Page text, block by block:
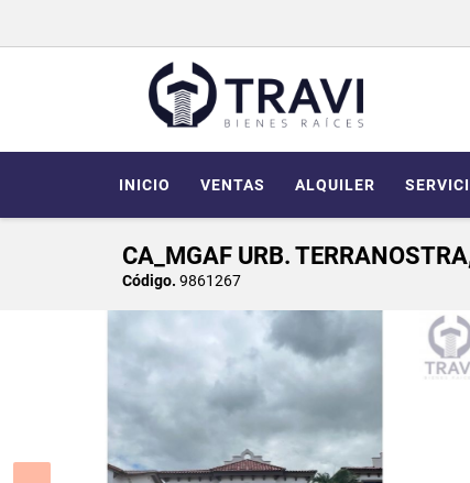
INICIO VENTAS ALQUILER
CA_MGAF URB.
Código. 9861267